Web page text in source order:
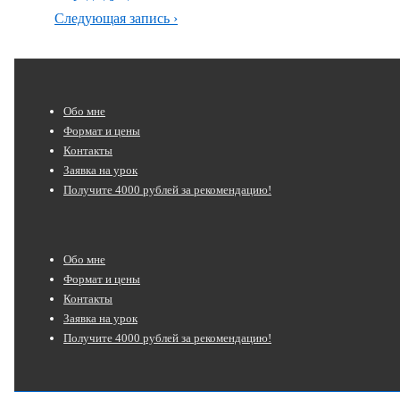
по
записям
запись
Следующая
Следующая запись ›
Нижнее
меню
Обо мне
Формат и цены
Контакты
Заявка на урок
Получите 4000 рублей за рекомендацию!
Нижнее
меню
Обо мне
Формат и цены
Контакты
Заявка на урок
Получите 4000 рублей за рекомендацию!